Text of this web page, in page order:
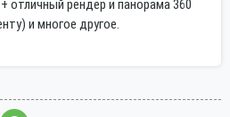
отличный рендер и панорама 360
и многое другое.